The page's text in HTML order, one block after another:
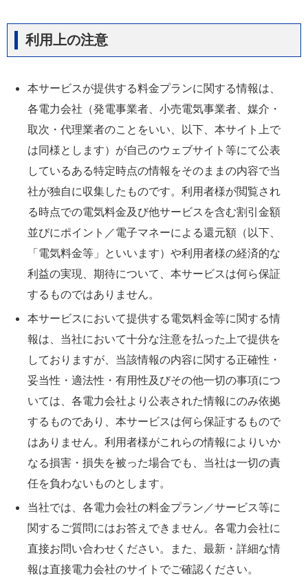
利用上の注意
本サービスが提供する料金プランに関する情報は、
各電力会社（発電事業者、小売電気事業者、媒介・
取次・代理業者のことをいい、以下、本サイト上で
は同様とします）が自己のウェブサイト等にて公表
しているある特定時点の情報をそのままの内容で当
社が独自に収集したものです。利用者様が閲覧され
る時点での電気料金及び他サービスを含む割引金額
並びにポイント／電子マネーによる還元額（以下、
「電気料金等」といいます）や利用者様の経済的な
利益の実現、期待について、本サービスは何ら保証
するものではありません。
本サービスにおいて提供する電気料金等に関する情
報は、当社において十分な注意を払った上で提供を
しておりますが、当該情報の内容に関する正確性・
妥当性・適法性・有用性及びその他一切の事項につ
いては、各電力会社より公表された情報にのみ依拠
するものであり、本サービスは何ら保証するもので
はありません。利用者様がこれらの情報によりいか
なる損害・損失を被った場合でも、当社は一切の責
任を負わないものとします。
当社では、各電力会社の料金プラン／サービス等に
関するご質問にはお答えできません。各電力会社に
直接お問い合わせください。また、最新・詳細な情
報は直接電力会社のサイトでご確認ください。